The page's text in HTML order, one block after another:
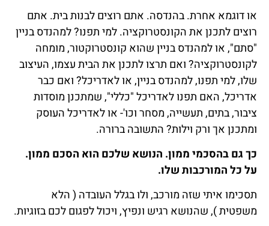
או דוגמא אחרת. בהנדסה. אתם רוצים לבנות בית. אתם
רוצים לתכנן את הקונסטרוקציה. למי תפנו? למהנדס בניין
"סתם", או למהנדס בניין שהוא קונסטרוקטור, מומחה
לקונסטרוקציה? ואם תרצו לתכנן את הבית עצמו, העיצוב
שלו, למי תפנו, למהנדס בניין, או לאדריכל? ואם כבר
אדריכל, האם תפנו לאדריכל "כללי", שמתכנן מוסדות
ציבור, בתים, תעשייה, מסחר וכו'- או לאדריכל העוסק
ומתכנן אך ורק וילות? התשובה ברורה.
כך גם בהסכמי ממון. הנושא שלכם הוא הסכם ממון.
על כל המורכבות שלו.
תסכימו איתי שזה מורכב, ולו בגלל העובדה ( הלא
משפטית ), שהנושא רגיש ונפיץ, ויכול לפגום לכם בזוגיות.